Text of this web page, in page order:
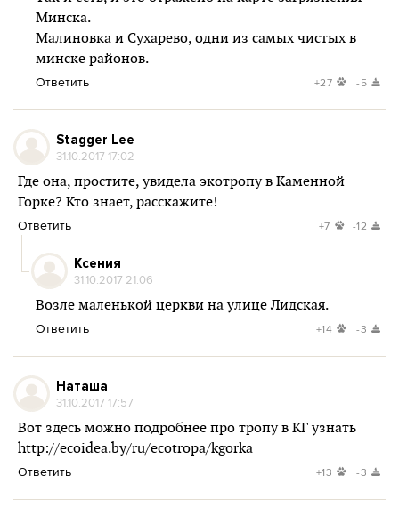
Минска.
Малиновка и Сухарево, одни из самых чистых в
минске районов.
Ответить +27 -5
Stagger Lee
31.10.2017 17:02
Где она, простите, увидела экотропу в Каменной
Горке? Кто знает, расскажите!
Ответить +7 -12
Ксения
31.10.2017 21:06
Возле маленькой церкви на улице Лидская.
Ответить +14 -3
Наташа
31.10.2017 17:57
Вот здесь можно подробнее про тропу в КГ узнать
http://ecoidea.by/ru/ecotropa/kgorka
Ответить +13 -3